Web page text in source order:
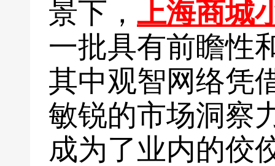
景下， 上海商城
一批具有前瞻性
其中观智网络凭
敏锐的市场洞察
成为了业内的佼